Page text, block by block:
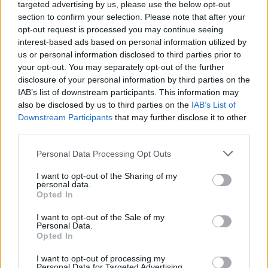
targeted advertising by us, please use the below opt-out
section to confirm your selection. Please note that after your
opt-out request is processed you may continue seeing
interest-based ads based on personal information utilized by
us or personal information disclosed to third parties prior to
your opt-out. You may separately opt-out of the further
disclosure of your personal information by third parties on the
IAB’s list of downstream participants. This information may
also be disclosed by us to third parties on the IAB’s List of
Downstream Participants that may further disclose it to other
Please note that this website/app uses one or more Google
not limited to your visit or usage behaviour. You may click to
grant or deny consent to Google and its third-party tags to
use your data for below specified purposes in below Google
consent section.
Personal Data Processing Opt Outs
I want to opt-out of the Sharing of my
personal data.
Opted In
I want to opt-out of the Sale of my
Personal Data.
Opted In
I want to opt-out of processing my
Con l’addio ai Stray, non posso fare a meno di
esprimere gratitudine per tutto ciò che hanno
rappresentato dal 2001.
Le uscite EP
‘Time is Violence’ dei VANNA
Time is Violence
rappresenta un ritorno a
la successiva resurrezione come Inspirit con la
formazione originale, il ritorno a questo nome è
carico di significato. L’EP incarna l’urgenza e la
primi lavori. Le performance sono genuine e
cariche di passione, richiamando l’energia caotica
e la sincerità che i fan di lunga data non hanno mai